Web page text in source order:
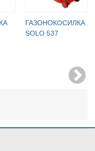
ГАЗОНОКОСИЛКА
SOLO 537